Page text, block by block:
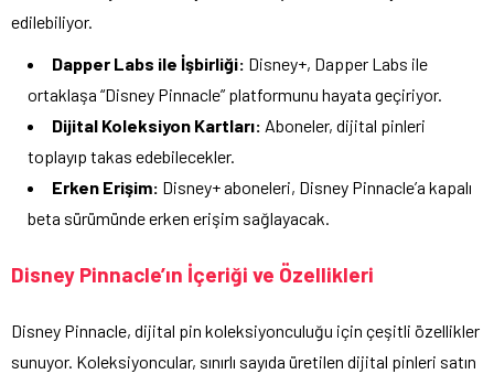
edilebiliyor.
Dapper Labs ile İşbirliği: Disney+, Dapper Labs ile
ortaklaşa “Disney Pinnacle” platformunu hayata geçiriyor.
Dijital Koleksiyon Kartları: Aboneler, dijital pinleri
toplayıp takas edebilecekler.
Erken Erişim: Disney+ aboneleri, Disney Pinnacle’a kapalı
beta sürümünde erken erişim sağlayacak.
Disney Pinnacle’ın İçeriği ve Özellikleri
Disney Pinnacle, dijital pin koleksiyonculuğu için çeşitli özellikler
sunuyor. Koleksiyoncular, sınırlı sayıda üretilen dijital pinleri satın